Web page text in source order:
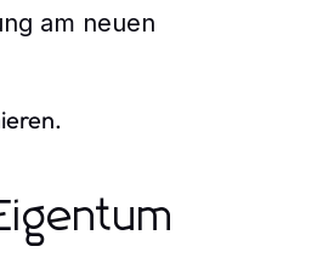
am neuen